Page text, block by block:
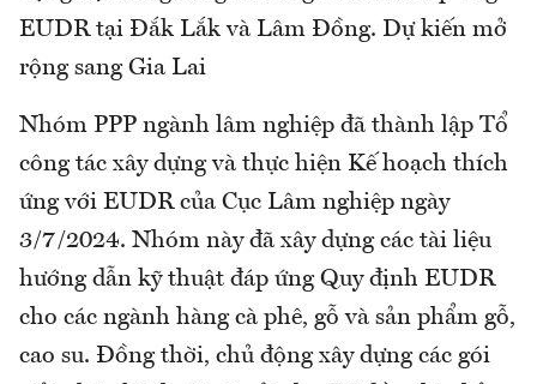
EUDR tại Đắk Lắk và Lâm Đồng. Dự kiến mở
rộng sang Gia Lai
Nhóm PPP ngành lâm nghiệp đã thành lập Tổ
công tác xây dựng và thực hiện Kế hoạch thích
ứng với EUDR của Cục Lâm nghiệp ngày
3/7/2024. Nhóm này đã xây dựng các tài liệu
hướng dẫn kỹ thuật đáp ứng Quy định EUDR
cho các ngành hàng cà phê, gỗ và sản phẩm gỗ,
cao su. Đồng thời, chủ động xây dựng các gói